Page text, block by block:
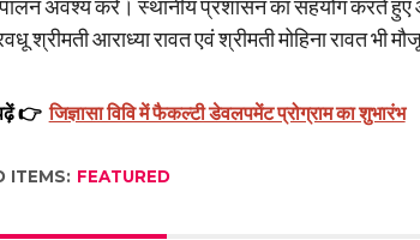
पालन अवश्य करें। स्थानीय प्रशासन का सहयोग करते
श्रीमती आराध्या रावत एवं श्रीमती मोहिना रावत भी
👉 जिज्ञासा विवि में फैकल्टी डेवलपमेंट प्रोग्राम का शुभारंभ
ITEMS: FEATURED